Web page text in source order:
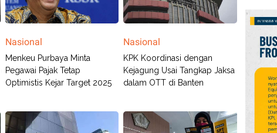
Nasional
Menkeu Purbaya Minta
Pegawai Pajak Tetap
Optimistis Kejar Target 2025
Nasional
KPK Koordinasi dengan
Kejagung Usai Tangkap Jaksa
dalam OTT di Banten
8